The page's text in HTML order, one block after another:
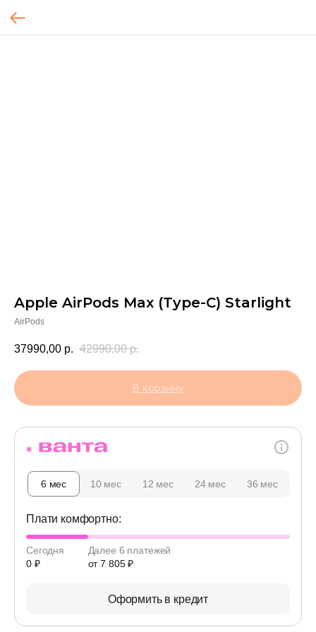
Apple AirPods Max (Type-C) Starlight
AirPods
37990,00 р. 42990,00 р.
В корзину
6 мес 10 мес 12 мес 24 мес 36 мес
Плати комфортно:
Сегодня
0 ₽
Далее 6 платежей
от 7 805 ₽
Оформить в кредит